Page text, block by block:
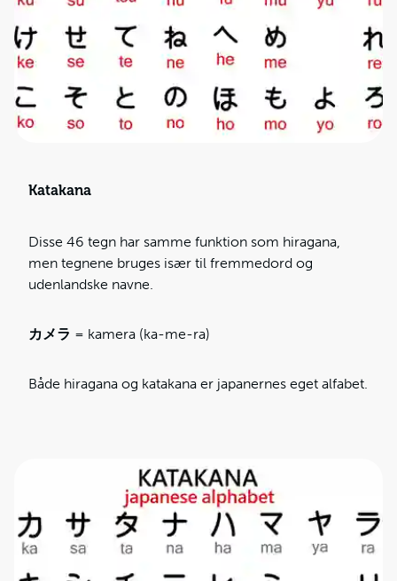
Katakana
Disse 46 tegn har samme funktion som hiragana,
men tegnene bruges især til fremmedord og
udenlandske navne.
カメラ = kamera (ka-me-ra)
Både hiragana og katakana er japanernes eget alfabet.